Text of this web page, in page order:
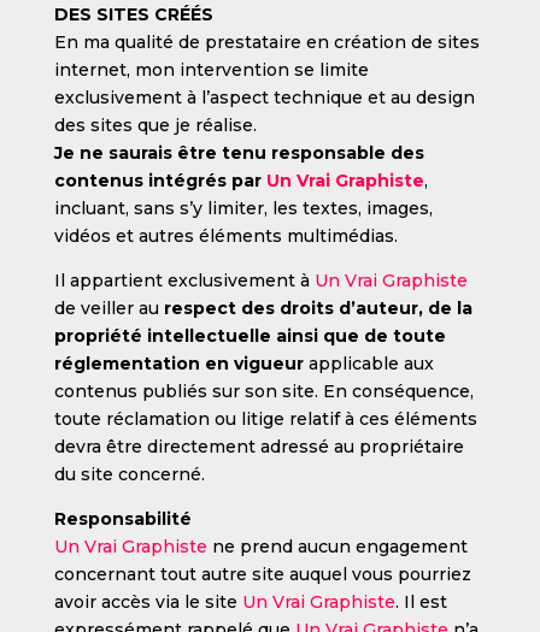
DES SITES CRÉÉS
En ma qualité de prestataire en création de sites
internet, mon intervention se limite
exclusivement à l’aspect technique et au design
des sites que je réalise.
Je ne saurais être tenu responsable des
contenus intégrés par Un Vrai Graphiste,
incluant, sans s’y limiter, les textes, images,
vidéos et autres éléments multimédias.
Il appartient exclusivement à Un Vrai Graphiste
de veiller au respect des droits d’auteur, de la
propriété intellectuelle ainsi que de toute
réglementation en vigueurapplicable aux
contenus publiés sur son site. En conséquence,
toute réclamation ou litige relatif à ces éléments
devra être directement adressé au propriétaire
du site concerné.
Responsabilité
Un Vrai Graphiste ne prend aucun engagement
concernant tout autre site auquel vous pourriez
avoir accès via le site Un Vrai Graphiste. Il est